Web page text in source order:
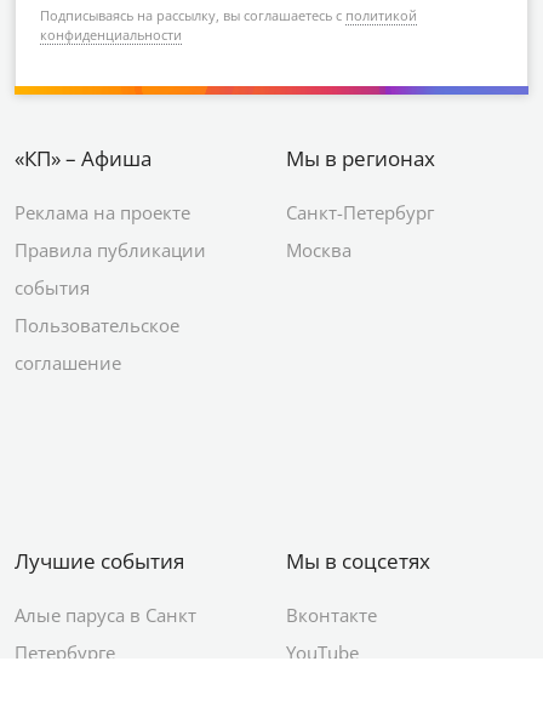
Подписываясь на рассылку, вы соглашаетесь с политикой
конфиденциальности
«КП» – Афиша
Реклама на проекте
Правила публикации
события
Пользовательское
соглашение
Мы в регионах
Санкт-Петербург
Москва
Лучшие события
Алые паруса в Санкт
Петербурге
Мы в соцсетях
Вконтакте
YouTube